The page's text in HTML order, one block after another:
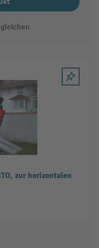
zur horizontalen